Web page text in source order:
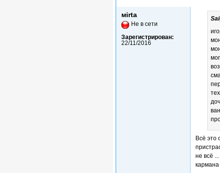
мirta
Не в сети
Зарегистрирован:
22/11/2016
Всё это
не всё
кармана